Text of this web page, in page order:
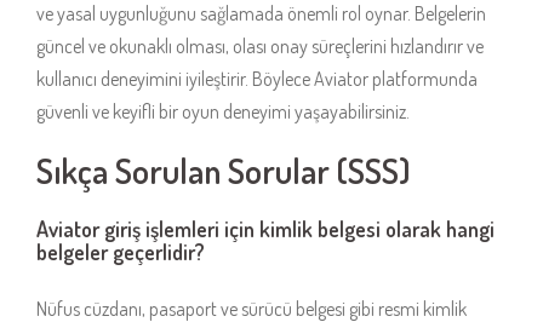
ve yasal uygunluğunu sağlamada önemli rol oynar. Belgelerin
güncel ve okunaklı olması, olası onay süreçlerini hızlandırır ve
kullanıcı deneyimini iyileştirir. Böylece Aviator platformunda
güvenli ve keyifli bir oyun deneyimi yaşayabilirsiniz.
Sıkça Sorulan Sorular (SSS)
Aviator giriş işlemleri için kimlik belgesi olarak hangi
belgeler geçerlidir?
Nüfus cüzdanı, pasaport ve sürücü belgesi gibi resmi kimlik